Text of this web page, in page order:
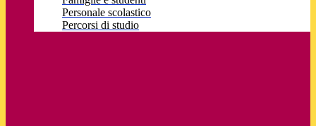
Personale scolastico
Percorsi di studio